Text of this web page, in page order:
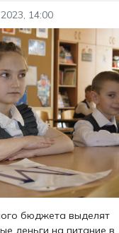
14:00
бюджета выделят
деньги на питание в